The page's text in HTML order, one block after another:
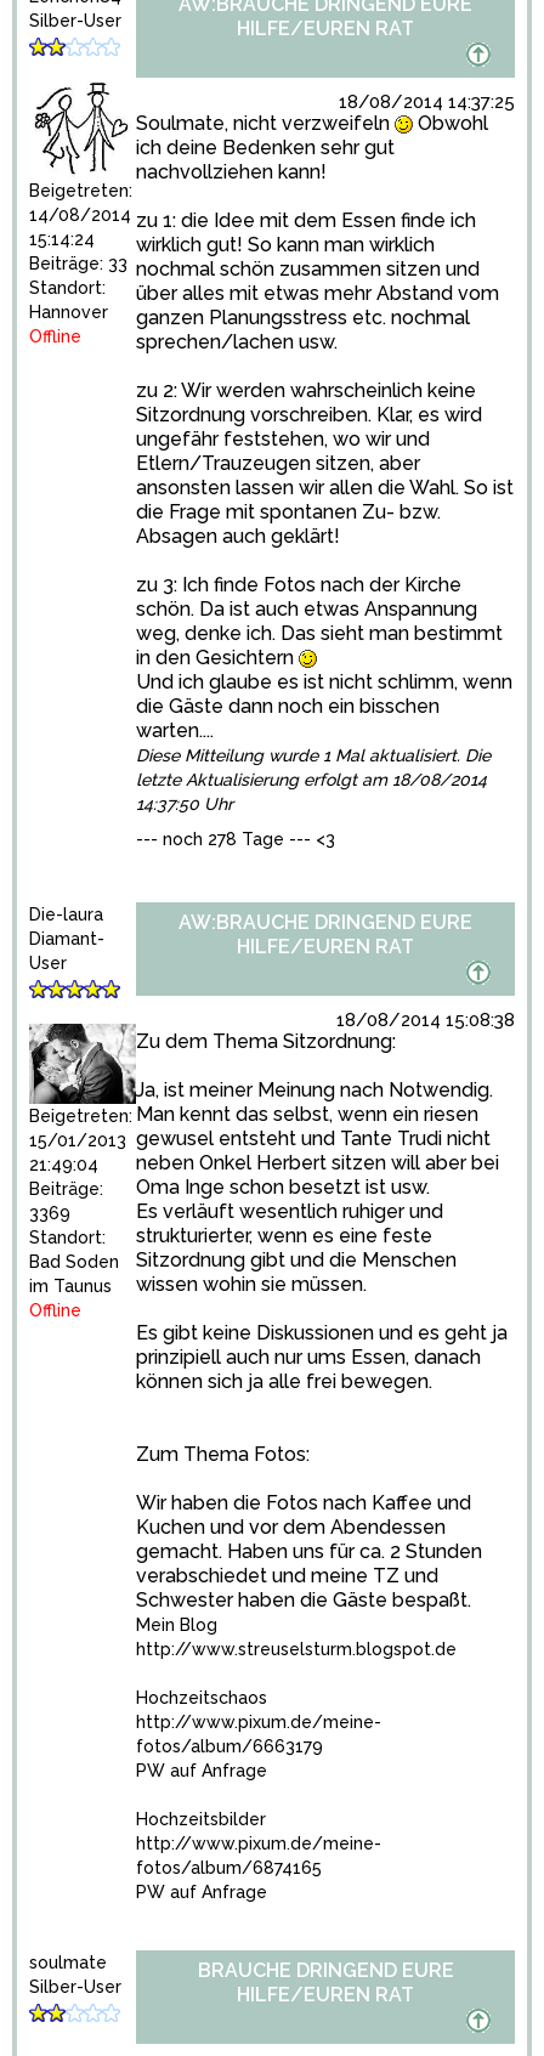
Silber-User
Beigetreten:
14/08/2014
15:14:24
Beiträge: 33
Standort:
Hannover
Offline
HILFE/EUREN RAT
18/08/2014 14:37:25
Soulmate, nicht verzweifeln
Obwohl
ich deine Bedenken sehr gut
nachvollziehen kann!
zu 1: die Idee mit dem Essen finde ich
wirklich gut! So kann man wirklich
nochmal schön zusammen sitzen und
über alles mit etwas mehr Abstand vom
ganzen Planungsstress etc. nochmal
sprechen/lachen usw.
zu 2: Wir werden wahrscheinlich keine
Sitzordnung vorschreiben. Klar, es wird
ungefähr feststehen, wo wir und
Etlern/Trauzeugen sitzen, aber
ansonsten lassen wir allen die Wahl. So ist
die Frage mit spontanen Zu- bzw.
Absagen auch geklärt!
zu 3: Ich finde Fotos nach der Kirche
schön. Da ist auch etwas Anspannung
weg, denke ich. Das sieht man bestimmt
in den Gesichtern
Und ich glaube es ist nicht schlimm, wenn
die Gäste dann noch ein bisschen
warten....
Diese Mitteilung wurde 1 Mal aktualisiert. Die
letzte Aktualisierung erfolgt am 18/08/2014
14:37:50 Uhr
--- noch 278 Tage --- <3
Die-laura
Diamant-
User
Beigetreten:
15/01/2013
21:49:04
Beiträge:
3369
Standort:
Bad Soden
im Taunus
Offline
AW:BRAUCHE DRINGEND EURE
HILFE/EUREN RAT
18/08/2014 15:08:38
Zu dem Thema Sitzordnung:
Ja, ist meiner Meinung nach Notwendig.
Man kennt das selbst, wenn ein riesen
gewusel entsteht und Tante Trudi nicht
neben Onkel Herbert sitzen will aber bei
Oma Inge schon besetzt ist usw.
Es verläuft wesentlich ruhiger und
strukturierter, wenn es eine feste
Sitzordnung gibt und die Menschen
wissen wohin sie müssen.
Es gibt keine Diskussionen und es geht ja
prinzipiell auch nur ums Essen, danach
können sich ja alle frei bewegen.
Zum Thema Fotos:
Wir haben die Fotos nach Kaffee und
Kuchen und vor dem Abendessen
gemacht. Haben uns für ca. 2 Stunden
verabschiedet und meine TZ und
Schwester haben die Gäste bespaßt.
Mein Blog
http://www.streuselsturm.blogspot.de
Hochzeitschaos
http://www.pixum.de/meine-
fotos/album/6663179
PW auf Anfrage
Hochzeitsbilder
http://www.pixum.de/meine-
fotos/album/6874165
PW auf Anfrage
soulmate
Silber-User
BRAUCHE DRINGEND EURE
HILFE/EUREN RAT